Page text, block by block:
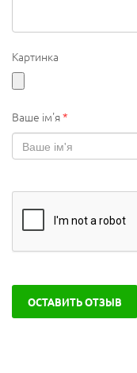
Картинка
Ваше ім'я*
ОСТАВИТЬ ОТЗЫВ